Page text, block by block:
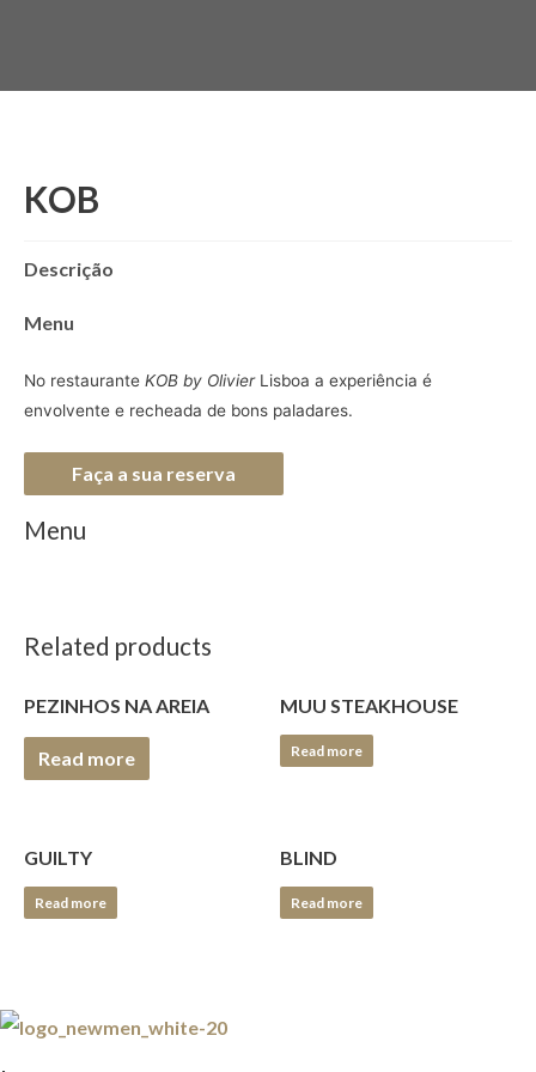
KOB
Descrição
Menu
No restaurante KOB by OlivierLisboa a experiência é
envolvente e recheada de bons paladares.
Faça a sua reserva
Menu
Related products
PEZINHOS NA AREIA
Read more
MUU STEAKHOUSE
Read more
GUILTY
Read more
BLIND
Read more